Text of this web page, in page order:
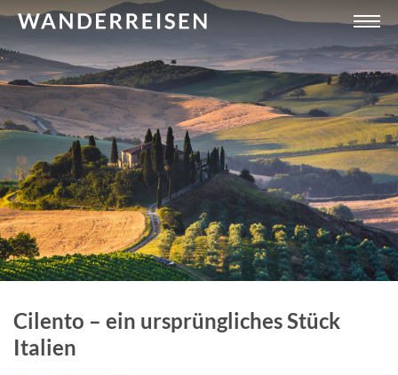
Cilento – ein ursprüngliches Stück
Italien